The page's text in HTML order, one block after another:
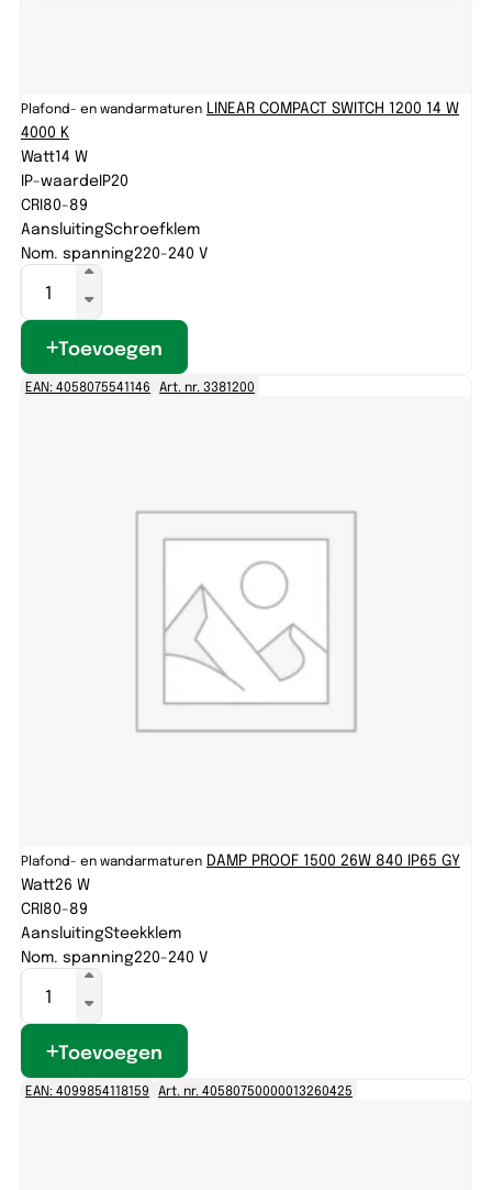
Plafond- en wandarmaturen LINEAR COMPACT SWITCH 1200 14 W
4000 K
Watt14 W
IP-waardeIP20
CRI80-89
AansluitingSchroefklem
Nom. spanning220-240 V
Toevoegen
EAN: 4058075541146 Art. nr. 3381200
Plafond- en wandarmaturen DAMP PROOF 1500 26W 840 IP65 GY
Watt26 W
CRI80-89
AansluitingSteekklem
Nom. spanning220-240 V
Toevoegen
EAN: 4099854118159 Art. nr. 40580750000013260425